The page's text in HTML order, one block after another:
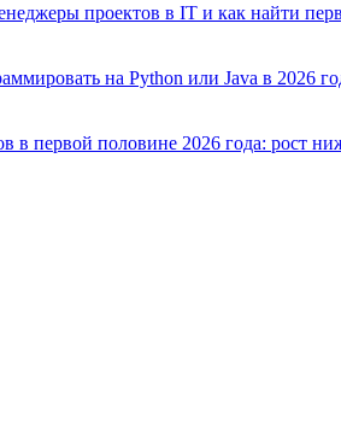
проектов в IT и как найти
на Python или Java в 2026
в первой половине 2026 года: рост